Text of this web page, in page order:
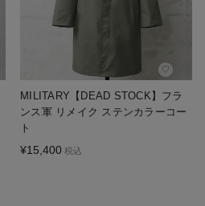
♡
MILITARY【DEAD STOCK】フラ
ンス軍 リメイク ステンカラーコー
ト
¥15,400 税込